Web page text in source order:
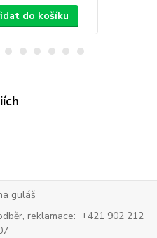
do košíku
guláš
reklamace: +421 902 212